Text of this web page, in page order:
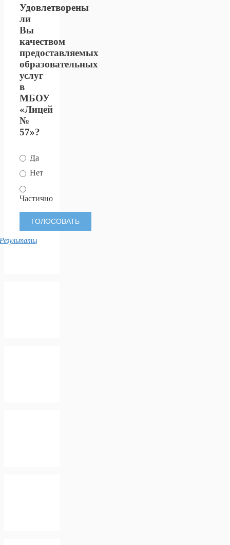
Удовлетворены
ли
Вы
качеством
предоставляемых
образовательных
услуг
в
МБОУ
«Лицей
№
57»?
Да
Нет
Частично